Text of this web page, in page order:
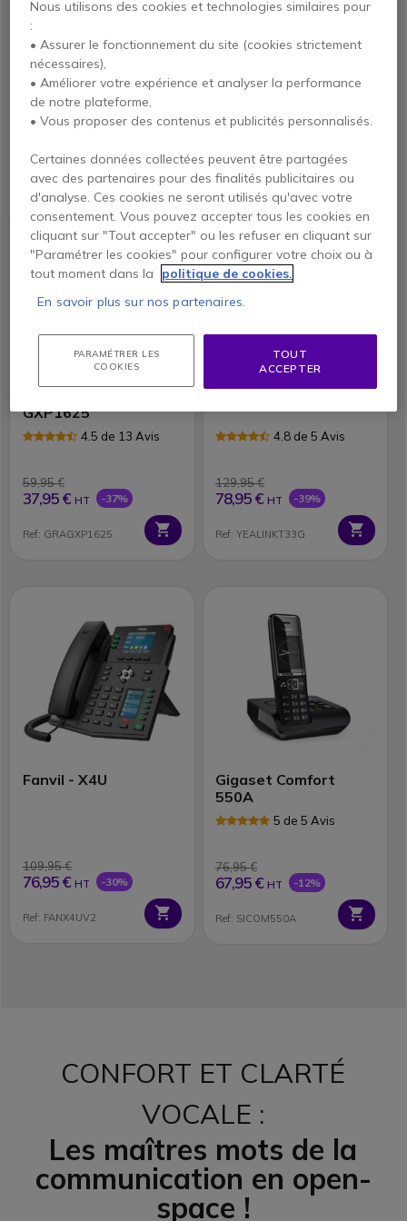
uniques des centres d'appels. Grâce à des fonctionnalités telles
qu'un son clair, une utilisation simple et des options d'appel
avancées, vos employés peuvent communiquer sans effort
avec les clients et répondre rapidement à leurs questions et
ON VOUS RECOMMANDE
GXP1625
4.5 de 13 Avis
59,95 €
37,95 € HT -37%
Ref: GRAGXP1625
4.8 de 5 Avis
129,95 €
78,95 € HT -39%
Ref: YEALINKT33G
Fanvil - X4U
109,95 €
76,95 € HT -30%
Ref: FANX4UV2
Gigaset Comfort
550A
5 de 5 Avis
76,95 €
67,95 € HT -12%
Ref: SICOM550A
CONFORT ET CLARTÉ
VOCALE :
Les maîtres mots de la
communication en open-
space !
Nous utilisons des cookies et technologies similaires pour
:
• Assurer le fonctionnement du site (cookies strictement
nécessaires),
• Améliorer votre expérience et analyser la performance
de notre plateforme,
• Vous proposer des contenus et publicités personnalisés.
Certaines données collectées peuvent être partagées
avec des partenaires pour des finalités publicitaires ou
d'analyse. Ces cookies ne seront utilisés qu'avec votre
consentement. Vous pouvez accepter tous les cookies en
cliquant sur "Tout accepter" ou les refuser en cliquant sur
"Paramétrer les cookies" pour configurer votre choix ou à
tout moment dans la
politique de cookies.
En savoir plus sur nos partenaires.
PARAMÉTRER LES
COOKIES
TOUT
ACCEPTER